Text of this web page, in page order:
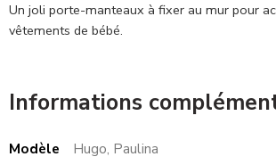
Un joli porte-manteaux à fixer au mur pour
vêtements de bébé.
Informations
Modèle Hugo, Paulina